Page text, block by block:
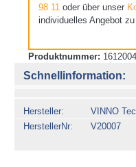
98 11 oder über unser
individuelles Angebot zu
Produktnummer:
Schnellinformation:
Hersteller
VINNO
HerstellerNr
V20007